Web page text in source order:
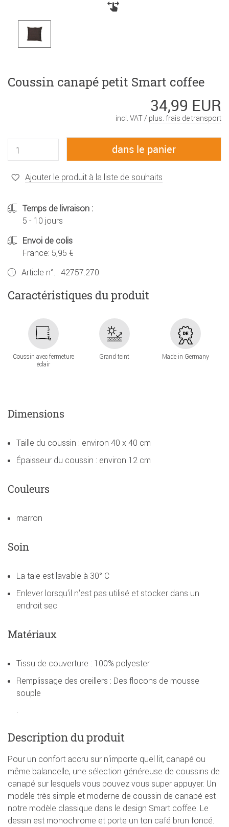
Coussin canapé petit Smart coffee
34,99 EUR
incl. VAT / plus. frais de transport
Ajouter le produit à la liste de souhaits
Temps de livraison :
5 - 10 jours
Envoi de colis
France: 5,95 €
Article n°. : 42757.270
Caractéristiques du produit
Coussin avec fermeture
éclair
Grand teint Made in Germany
Dimensions
Taille du coussin : environ 40 x 40 cm
Épaisseur du coussin : environ 12 cm
Couleurs
marron
Soin
La taie est lavable à 30° C
Enlever lorsqu'il n'est pas utilisé et stocker dans un
endroit sec
Matériaux
Tissu de couverture : 100% polyester
Remplissage des oreillers : Des flocons de mousse
souple
.
Description du produit
Pour un confort accru sur n'importe quel lit, canapé ou
même balancelle, une sélection généreuse de coussins de
canapé sur lesquels vous pouvez vous super appuyer. Un
modèle très simple et moderne de coussin de canapé est
notre modèle classique dans le design Smart coffee. Le
dessin est monochrome et porte un ton café brun foncé.